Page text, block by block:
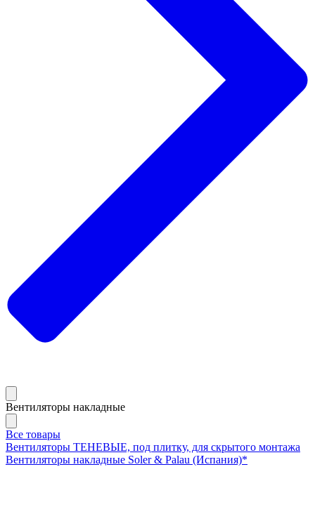
Вентиляторы накладные
Все товары
Вентиляторы ТЕНЕВЫЕ, под плитку, для скрытого монтажа
Вентиляторы накладные Soler & Palau (Испания)*